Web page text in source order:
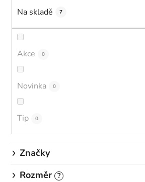
Na skladě 7
Akce 0
Novinka 0
Tip 0
Značky
Rozměr ?